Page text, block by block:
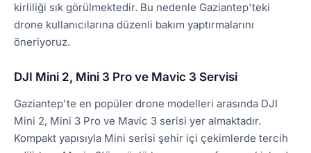
kirliliği sık görülmektedir. Bu nedenle Gaziantep'teki
drone kullanıcılarına düzenli bakım yaptırmalarını
öneriyoruz.
DJI Mini 2, Mini 3 Pro ve Mavic 3 Servisi
Gaziantep'te en popüler drone modelleri arasında DJI
Mini 2, Mini 3 Pro ve Mavic 3 serisi yer almaktadır.
Kompakt yapısıyla Mini serisi şehir içi çekimlerde tercih